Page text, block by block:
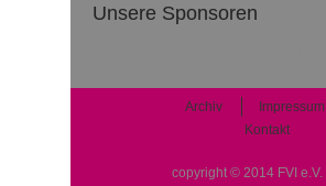
Unsere Sponsoren
Archiv
Impressum
Kontakt
copyright © 2014 FVI e.V.